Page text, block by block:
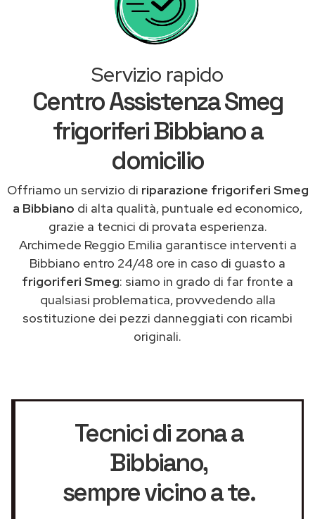
Servizio rapido
Centro Assistenza Smeg
frigoriferi Bibbiano a
domicilio
Offriamo un servizio di riparazione frigoriferi Smeg
a Bibbiano di alta qualità, puntuale ed economico,
grazie a tecnici di provata esperienza.
Archimede Reggio Emilia garantisce interventi a
Bibbiano entro 24/48 ore in caso di guasto a
frigoriferi Smeg: siamo in grado di far fronte a
qualsiasi problematica, provvedendo alla
sostituzione dei pezzi danneggiati con ricambi
originali.
Tecnici di zona a
Bibbiano,
sempre vicino a te.